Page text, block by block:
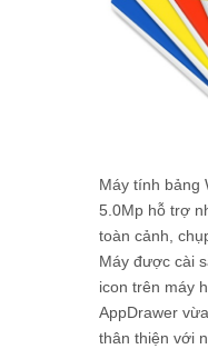
Máy tính bảng
5.0Mp hỗ trợ
toàn cảnh,
Máy được cài
icon trên máy
AppDrawer
thân thiện với